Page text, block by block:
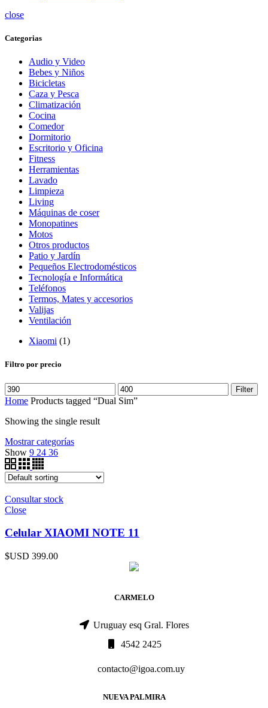
close
Categorias
Audio y Video
Bebes y Niños
Bicicletas
Caza y Pesca
Climatización
Cocina
Comedor
Dormitorio
Escritorio y Oficina
Fitness
Herramientas
Lavado
Limpieza
Living
Máquinas de coser
Monopatines
Motos
Otros productos
Patio y Jardín
Pequeños Electrodomésticos
Tecnología e Informática
Teléfonos
Termos, Mates y accesorios
Valijas
Ventilación
Xiaomi (1)
Filtro por precio
Filter
Home Products tagged “Dual Sim”
Showing the single result
Mostrar categorías
Show 9 24 36
Consultar stock
Close
Celular XIAOMI NOTE 11
$USD 399.00
CARMELO
Uruguay esq Gral. Flores
4542 2425
contacto@igoa.com.uy
NUEVA PALMIRA